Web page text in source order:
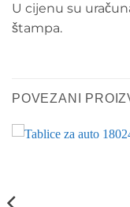
U cijenu su
štampa.
POVEZANI